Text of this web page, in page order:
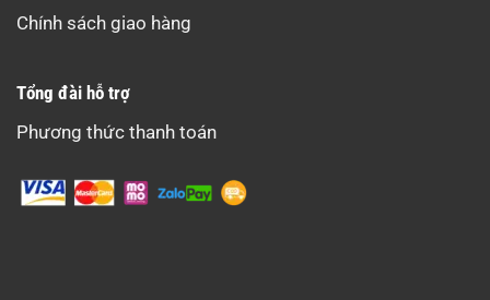
Chính sách giao hàng
Tổng đài hỗ trợ
Phương thức thanh toán